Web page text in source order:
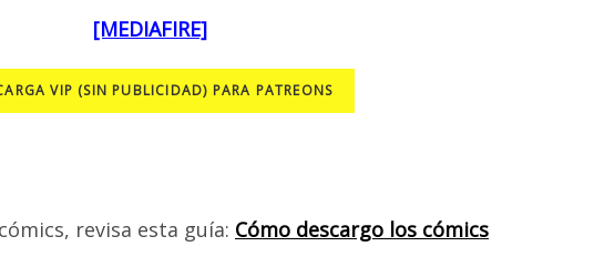
[MEDIAFIRE]
VIP (SIN PUBLICIDAD) PARA PATREONS
revisa esta guía: Cómo descargo los cómics